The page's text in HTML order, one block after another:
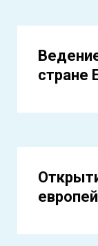
стране